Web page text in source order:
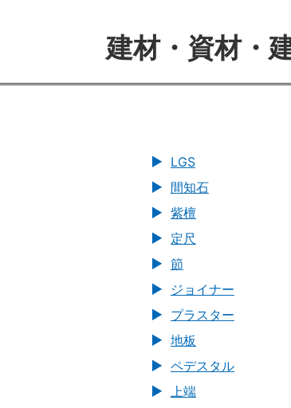
建材・資材・
LGS
間知石
紫檀
定尺
節
ジョイナー
プラスター
地板
ペデスタル
上端